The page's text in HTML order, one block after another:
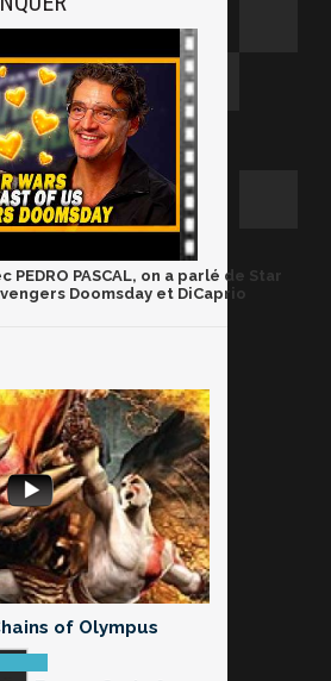
PASCAL, on a parlé de Star
Doomsday et DiCaprio
of Olympus